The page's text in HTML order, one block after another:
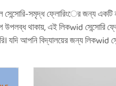
সমৃদ্ধ ফ্লোরিংের জন্য একটি
উপলব্ধ থাকায়, এই লিকwid সেন্সোরি
যদি আপনি বিদ্যালয়ের জন্য